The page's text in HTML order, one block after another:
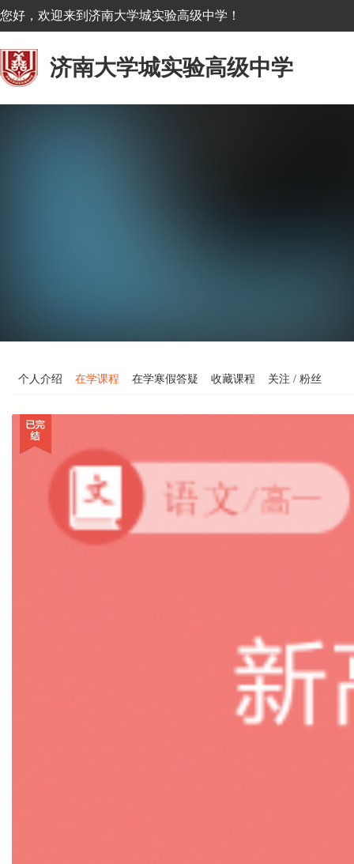
您好，欢迎来到济南大学城实验高级中学！
济南大学城实验高级中学
个人介绍 在学课程 在学寒假答疑 收藏课程 关注 / 粉丝